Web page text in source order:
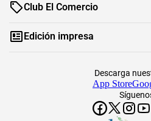
Club El Comercio
Edición impresa
Descarga
App Store